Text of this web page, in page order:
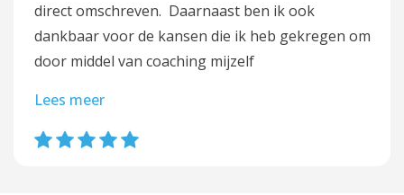
direct omschreven. Daarnaast ben ik ook
dankbaar voor de kansen die ik heb gekregen om
door middel van coaching mijzelf
Lees meer